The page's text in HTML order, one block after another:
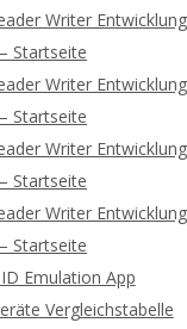
Writer
Startseite
Writer
Startseite
Writer
Startseite
Writer
Startseite
Emulation App
Vergleichstabelle